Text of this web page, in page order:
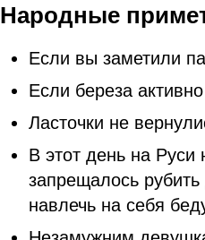
Народные
Если вы заметили
Если береза
Ласточки не
В этот день на Руси
запрещалось
навлечь на себя